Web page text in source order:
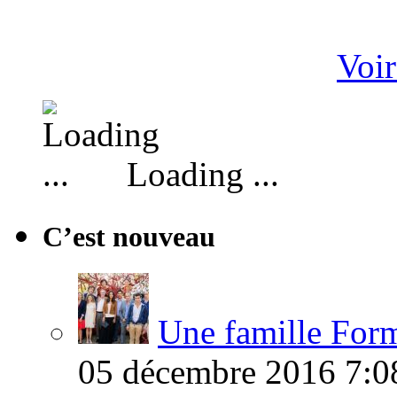
Loading ...
C’est nouveau
Une famille
05 décembre 2016